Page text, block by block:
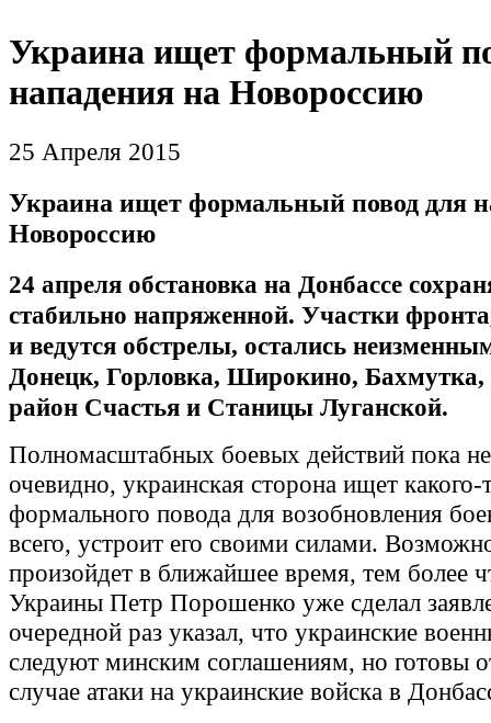
Украина ищет формальный
нападения на Новороссию
25 Апреля 2015
Украина ищет формальный повод для
Новороссию
24 апреля обстановка на Донбассе
стабильно напряженной. Участки
и ведутся обстрелы, остались
Донецк, Горловка, Широкино, Бахмутка,
район Счастья и Станицы Луганской.
Полномасштабных боевых действий пока не
очевидно, украинская сторона ищет какого-
формального повода для возобновления
всего, устроит его своими силами.
произойдет в ближайшее время, тем более
Украины Петр Порошенко уже сделал
очередной раз указал, что украинские
следуют минским соглашениям, но готовы
случае атаки на украинские войска в